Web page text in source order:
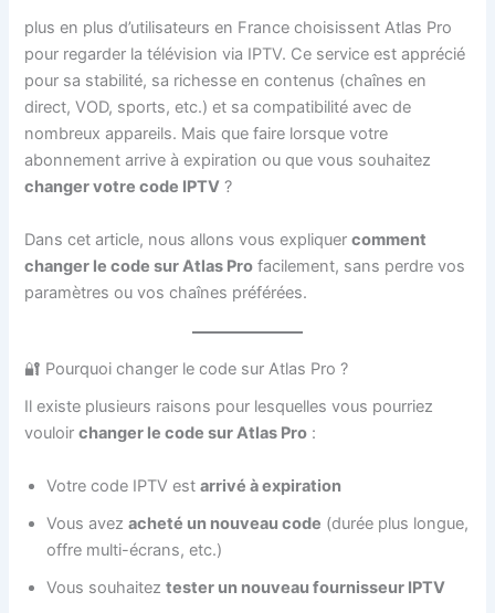
plus en plus d’utilisateurs en France choisissent Atlas Pro
pour regarder la télévision via IPTV. Ce service est apprécié
pour sa stabilité, sa richesse en contenus (chaînes en
direct, VOD, sports, etc.) et sa compatibilité avec de
nombreux appareils. Mais que faire lorsque votre
abonnement arrive à expiration ou que vous souhaitez
changer votre code IPTV ?
Dans cet article, nous allons vous expliquercomment
changer le code sur Atlas Pro facilement, sans perdre vos
paramètres ou vos chaînes préférées.
🔐 Pourquoi changer le code sur Atlas Pro ?
Il existe plusieurs raisons pour lesquelles vous pourriez
vouloirchanger le code sur Atlas Pro :
Votre code IPTV estarrivé à expiration
Vous avezacheté un nouveau code (durée plus longue,
offre multi-écrans, etc.)
Vous souhaiteztester un nouveau fournisseur IPTV